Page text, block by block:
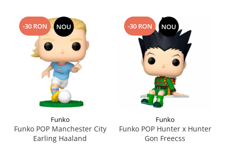
-30 RON NOU
Funko
Funko POP Manchester City
Earling Haaland
-30 RON NOU
Funko
Funko POP Hunter x Hunter
Gon Freecss